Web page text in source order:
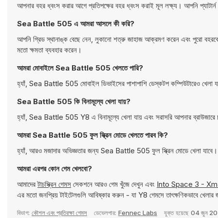
আপনার বহর ধ্বংস করার আগে প্রতিপক্ষের বহর ধ্বংস করাই মূল লক্ষ্য। আপনি
Sea Battle 505 এ আমরা আসলে কী করি?
আপনি গ্রিড স্থানাঙ্ক বেছে নেন, লুকানো শত্রু জাহাজ আক্রমণ করেন এবং পুরো বহরকে
মতো ক্ষমতা ব্যবহার করেন।
আমরা মোবাইলে Sea Battle 505 খেলতে পারি?
হ্যাঁ, Sea Battle 505 মোবাইল ডিভাইসের পাশাপাশি ডেস্কটপ কম্পিউটারেও খেলা
Sea Battle 505 কি বিনামূল্যে খেলা যায়?
হ্যাঁ, Sea Battle 505 Y8 এ বিনামূল্যে খেলা যায় এবং সরাসরি আপনার ব্রাউজারে
আমরা Sea Battle 505 ফুল স্ক্রিন মোডে খেলতে পারব কি?
হ্যাঁ, আরও মজাদার অভিজ্ঞতার জন্য Sea Battle 505 ফুল স্ক্রিন মোডে খেলা যাবে।
আমরা এরপর কোন গেম খেলবো?
আমাদেরটাচস্ক্রিন গেমস সেকশনে আরও গেম খুঁজে দেখুন এবং Into Space 3 -
এর মতো জনপ্রিয় টাইটেলগুলি আবিষ্কার করুন - যা Y8 গেমসে তাৎক্ষণিকভাবে
বিভাগ: কৌশল এবং প্রতিরক্ষা গেমস ডেভেলপার: Fennec Labs যুক্ত হয়েছে 04 জুন